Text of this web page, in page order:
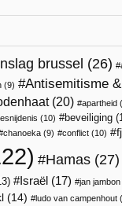
brussel (26)
(9) Antisemitisme
(20) apartheid
(10) beveiliging
chanoeka (9) conflict (10)
Hamas (27)
Israël (17) jan jambon
(14) ludo van campenhout